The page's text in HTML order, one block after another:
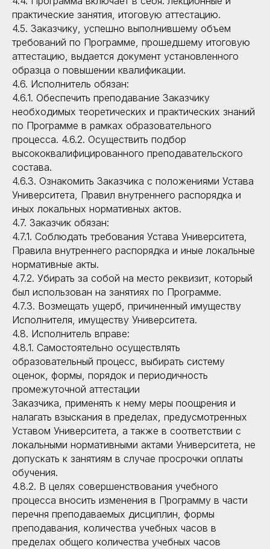
практические занятия, итоговую аттестацию.
4.5. Заказчику, успешно выполнившему объем
требований по Программе, прошедшему итоговую
аттестацию, выдается документ установленного
образца о повышении квалификации.
4.6. Исполнитель обязан:
4.6.1. Обеспечить преподавание Заказчику
необходимых теоретических и практических знаний
по Программе в рамках образовательного
процесса. 4.6.2. Осуществить подбор
высококвалифицированного преподавательского
состава.
4.6.3. Ознакомить Заказчика с положениями Устава
Университета, Правил внутреннего распорядка и
иных локальных нормативных актов.
4.7. Заказчик обязан:
4.7.1. Соблюдать требования Устава Университета,
Правила внутреннего распорядка и иные локальные
нормативные акты.
4.7.2. Убирать за собой на место реквизит, который
был использован на занятиях по Программе.
4.7.3. Возмещать ущерб, причиненный имуществу
Исполнителя, имуществу Университета.
4.8. Исполнитель вправе:
4.8.1. Самостоятельно осуществлять
образовательный процесс, выбирать систему
оценок, формы, порядок и периодичность
промежуточной аттестации
Заказчика, применять к нему меры поощрения и
налагать взыскания в пределах, предусмотренных
Уставом Университета, а также в соответствии с
локальными нормативными актами Университета, не
допускать к занятиям в случае просрочки оплаты
обучения.
4.8.2. В целях совершенствования учебного
процесса вносить изменения в Программу в части
перечня преподаваемых дисциплин, формы
преподавания, количества учебных часов в
пределах общего количества учебных часов